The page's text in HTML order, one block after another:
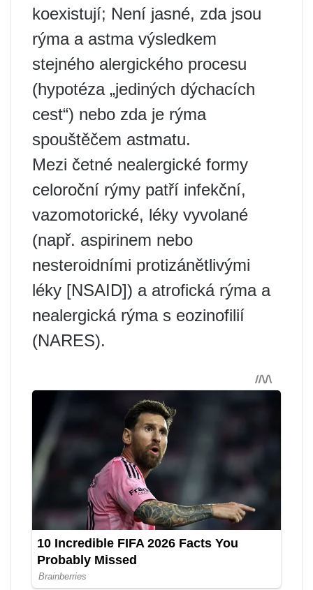
koexistují; Není jasné, zda jsou
rýma a astma výsledkem
stejného alergického procesu
(hypotéza „jediných dýchacích
cest“) nebo zda je rýma
spouštěčem astmatu.
Mezi četné nealergické formy
celoroční rýmy patří infekční,
vazomotorické, léky vyvolané
(např. aspirinem nebo
nesteroidními protizánětlivými
léky [NSAID]) a atrofická rýma a
nealergická rýma s eozinofilií
(NARES).